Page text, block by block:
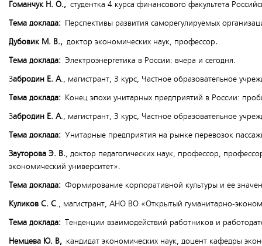
Гоманчук Н. О., студентка 4 курса финансового факультета
Тема доклада: Перспективы развития саморегулируемых
Дубовик М. В., доктор экономических наук, профессор.
Тема доклада: Электроэнергетика в России: вчера и сегодня.
Забродин Е. А., магистрант, 3 курс, Частное образовательное
Тема доклада: Конец эпохи унитарных предприятий в России:
Забродин Е. А., магистрант, 3 курс, Частное образовательное
Тема доклада: Унитарные предприятия на рынке перевозок
Зауторова Э. В., доктор педагогических наук, профессор,
экономический университет».
Тема доклада: Формирование корпоративной культуры и ее
Куликов С. С., магистрант, АНО ВО «Открытый гуманитарно-
Тема доклада: Тенденции взаимодействий работников и
Немцева Ю. В, кандидат экономических наук, доцент кафедры